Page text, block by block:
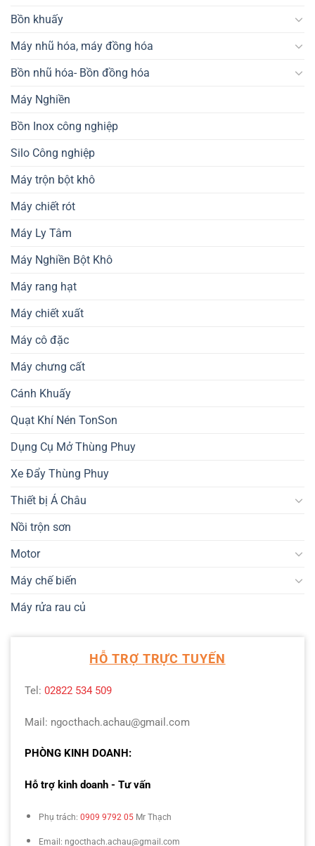
Bồn khuấy
Máy nhũ hóa, máy đồng hóa
Bồn nhũ hóa- Bồn đồng hóa
Máy Nghiền
Bồn Inox công nghiệp
Silo Công nghiệp
Máy trộn bột khô
Máy chiết rót
Máy Ly Tâm
Máy Nghiền Bột Khô
Máy rang hạt
Máy chiết xuất
Máy cô đặc
Máy chưng cất
Cánh Khuấy
Quạt Khí Nén TonSon
Dụng Cụ Mở Thùng Phuy
Xe Đẩy Thùng Phuy
Thiết bị Á Châu
Nồi trộn sơn
Motor
Máy chế biến
Máy rửa rau củ
HỖ TRỢ TRỰC TUYẾN
Tel: 02822 534 509
Mail: ngocthach.achau@gmail.com
PHÒNG KINH DOANH:
Hỗ trợ kinh doanh - Tư vấn
Phụ trách: 0909 9792 05 Mr Thạch
Email: ngocthach.achau@gmail.com